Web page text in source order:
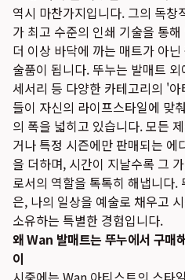
역시 마찬가지입니다. 그의 독창
가 최고 수준의 인쇄 기술을 통
더 이상 바닥에 까는 매트가 아
술품이 됩니다. 뚜누는 발매트
세서리 등 다양한 카테고리의 '
들이 자신의 라이프스타일에 맞
의 폭을 넓히고 있습니다. 모든
거나 특정 시즌에만 판매되는 에
을 더하며, 시간이 지날수록 그
로서의 역할을 톡톡히 해냅니다.
은, 나의 일상을 예술로 채우고
소유하는 특별한 경험입니다.
왜 Wan 발매트는 뚜누에서 구매
이